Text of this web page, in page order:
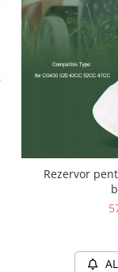
Rezervor